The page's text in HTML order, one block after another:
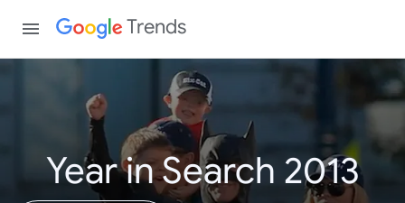
Trends
Year in Search 2013